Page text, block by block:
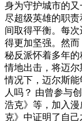
身为守护城市的
尽超级英雄的职
间取得平衡。每
得更加坚强。然
秘反派怀着多年
情地出击，将迈
情况下，迈尔斯
人吗？ 由曾参与
浩克》等，加入
克》中证明了自